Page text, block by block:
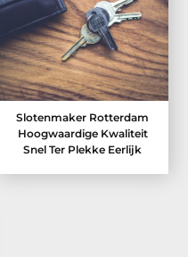
Slotenmaker Rotterdam
Hoogwaardige Kwaliteit
Snel Ter Plekke Eerlijk